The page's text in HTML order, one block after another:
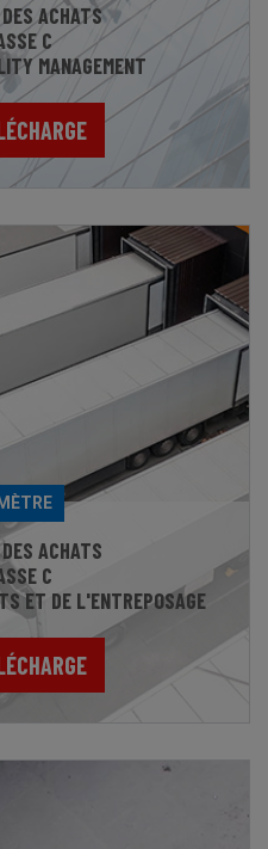
ACHATS
C
MANAGEMENT
ACHATS
C
ET DE L'ENTREPOSAGE